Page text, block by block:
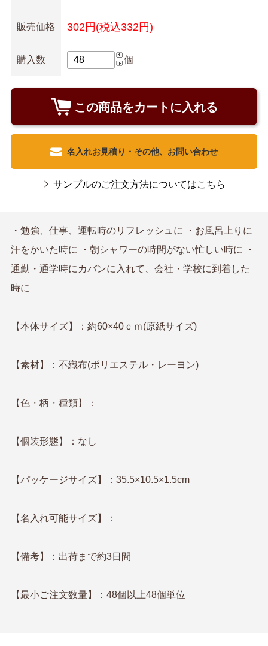
販売価格 302円(税込332円)
購入数 個
この商品をカートに入れる
名入れお見積り・その他、お問い合わせ
サンプルのご注文方法についてはこちら
・勉強、仕事、運転時のリフレッシュに ・お風呂上りに
汗をかいた時に ・朝シャワーの時間がない忙しい時に ・
通勤・通学時にカバンに入れて、会社・学校に到着した
時に
【本体サイズ】：約60×40ｃｍ(原紙サイズ)
【素材】：不織布(ポリエステル・レーヨン)
【色・柄・種類】：
【個装形態】：なし
【パッケージサイズ】：35.5×10.5×1.5cm
【名入れ可能サイズ】：
【備考】：出荷まで約3日間
【最小ご注文数量】：48個以上48個単位